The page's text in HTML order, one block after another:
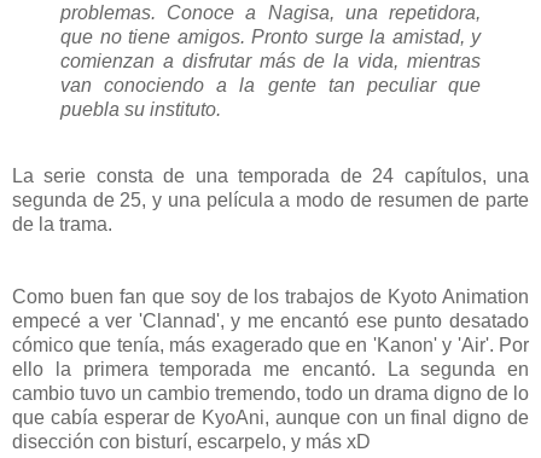
problemas. Conoce a Nagisa, una repetidora,
que no tiene amigos. Pronto surge la amistad, y
comienzan a disfrutar más de la vida, mientras
van conociendo a la gente tan peculiar que
puebla su instituto.
La serie consta de una temporada de 24 capítulos, una
segunda de 25, y una película a modo de resumen de parte
de la trama.
Como buen fan que soy de los trabajos de Kyoto Animation
empecé a ver 'Clannad', y me encantó ese punto desatado
cómico que tenía, más exagerado que en 'Kanon' y 'Air'. Por
ello la primera temporada me encantó. La segunda en
cambio tuvo un cambio tremendo, todo un drama digno de lo
que cabía esperar de KyoAni, aunque con un final digno de
disección con bisturí, escarpelo, y más xD